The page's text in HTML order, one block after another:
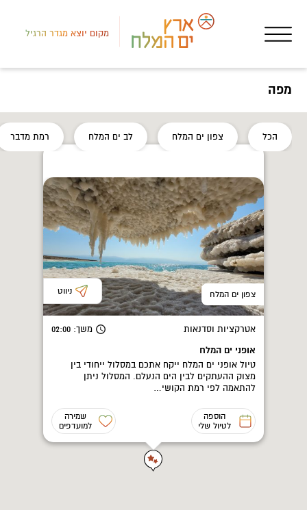
מקום יוצא מגדר הרגיל
מפה
הכל צפון ים המלח לב ים המלח רמת מדבר
צפון ים המלח ניווט
אטרקציות וסדנאות משך: 02:00
אופני ים המלח
טיול אופני ים המלח ייקח אתכם במסלול ייחודי בין
מצוק ההעתקים לבין הים הנעלם. המסלול ניתן
להתאמה לפי רמת הקושי…
הוספה
לטיול שלי
שמירה
למועדפים